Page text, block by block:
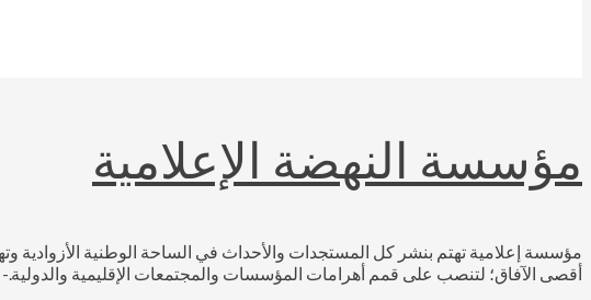
مؤسسة النهضة الإعلامية
مؤسسة إعلامية تهتم بنشر كل المستجدات والأحداث في الساحة الوطنية الأزوادية
أقصى الآفاق؛ لتنصب على قمم أهرامات المؤسسات والمجتمعات الإقليمية